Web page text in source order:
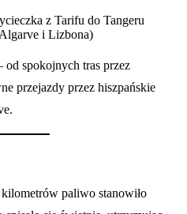
z Tarifu do Tangeru
i Lizbona)
spokojnych tras przez
przejazdy przez hiszpańskie
paliwo stanowiło